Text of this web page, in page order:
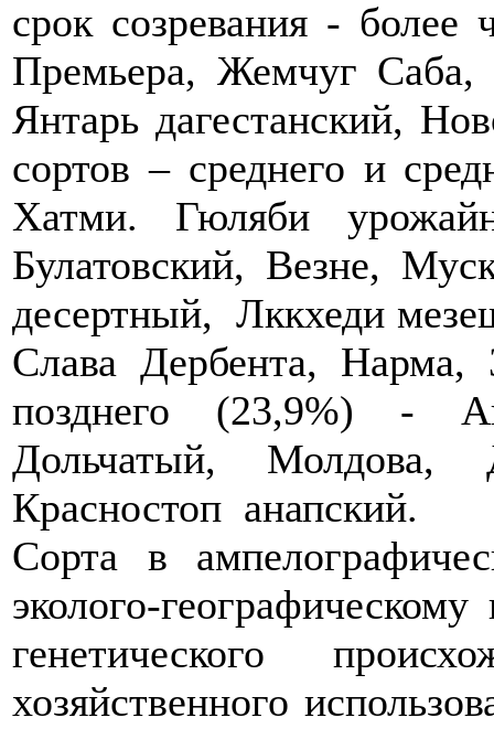
срок созревания -
Премьера, Жемчуг
Янтарь дагестанский,
сортов – среднего и
Хатми. Гюляби
Булатовский, Везне,
десертный, Лккхеди
Слава Дербента, Нарма,
позднего (23,9%) -­
Дольчатый, Молдова,
Красностоп анапский.
Сорта в
эколого-
генетического
хозяйственного